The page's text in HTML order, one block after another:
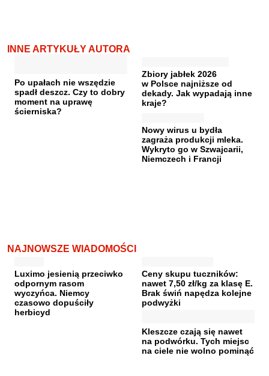
INNE ARTYKUŁY AUTORA
Po upałach nie wszędzie
spadł deszcz. Czy to dobry
moment na uprawę
ścierniska?
Zbiory jabłek 2026
w Polsce najniższe od
dekady. Jak wypadają inne
kraje?
Nowy wirus u bydła
zagraża produkcji mleka.
Wykryto go w Szwajcarii,
Niemczech i Francji
NAJNOWSZE WIADOMOŚCI
Luximo jesienią przeciwko
odpornym rasom
wyczyńca. Niemcy
czasowo dopuściły
herbicyd
Ceny skupu tuczników:
nawet 7,50 zł/kg za klasę E.
Brak świń napędza kolejne
podwyżki
Kleszcze czają się nawet
na podwórku. Tych miejsc
na ciele nie wolno pominąć